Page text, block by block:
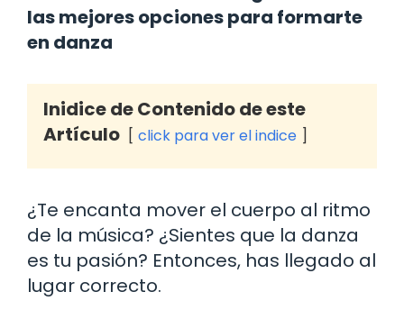
las mejores opciones para formarte
en danza
Inidice de Contenido de este
Artículo
click para ver el indice
¿Te encanta mover el cuerpo al ritmo
de la música? ¿Sientes que la danza
es tu pasión? Entonces, has llegado al
lugar correcto.